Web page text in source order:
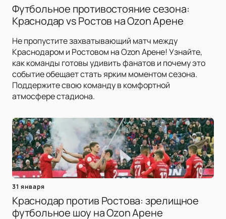
Футбольное противостояние сезона:
Краснодар vs Ростов на Ozon Арене
Не пропустите захватывающий матч между
Краснодаром и Ростовом на Ozon Арене! Узнайте,
как команды готовы удивить фанатов и почему это
событие обещает стать ярким моментом сезона.
Поддержите свою команду в комфортной
атмосфере стадиона.
31 января
Краснодар против Ростова: зрелищное
футбольное шоу на Ozon Арене